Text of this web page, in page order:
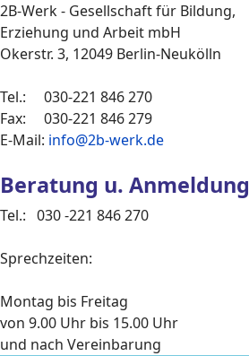
2B-Werk - Gesellschaft für Bildung,
Erziehung und Arbeit mbH
Okerstr. 3, 12049 Berlin-Neukölln
Tel.: 030-221 846 270
Fax: 030-221 846 279
E-Mail: info@2b-werk.de
Beratung u. Anmeldung
Tel.: 030 -221 846 270
Sprechzeiten:
Montag bis Freitag
von 9.00 Uhr bis 15.00 Uhr
und nach Vereinbarung